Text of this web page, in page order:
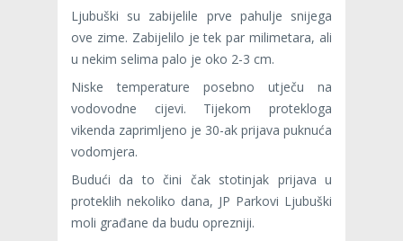
Ljubuški su zabijelile prve pahulje snijega
ove zime. Zabijelilo je tek par milimetara, ali
u nekim selima palo je oko 2-3 cm.
Niske temperature posebno utječu na
vodovodne cijevi. Tijekom protekloga
vikenda zaprimljeno je 30-ak prijava puknuća
vodomjera.
Budući da to čini čak stotinjak prijava u
proteklih nekoliko dana, JP Parkovi Ljubuški
moli građane da budu oprezniji.